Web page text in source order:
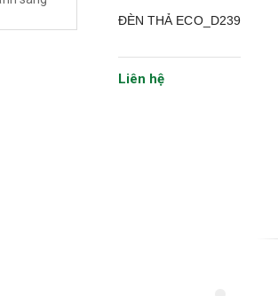
ĐÈN THẢ ECO_D239
Liên hệ